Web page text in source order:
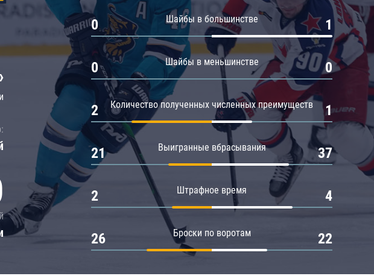
Драконы
Амур
Барыс
Салават Юлаев
Шайбы в большинстве
0 1
Шайбы в меньшинстве
0 0
Количество полученных численных преимуществ
2 1
Выигранные вбрасывания
21 37
Штрафное время
2 4
Броски по воротам
26 22